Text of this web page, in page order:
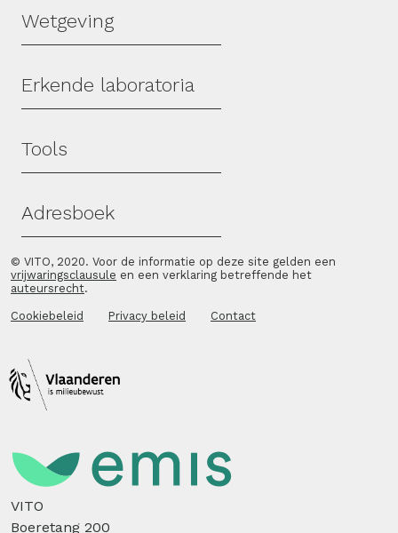
Wetgeving
Erkende laboratoria
Tools
Adresboek
© VITO, 2020. Voor de informatie op deze site gelden een
vrijwaringsclausule en een verklaring betreffende het
auteursrecht.
Cookiebeleid Privacy beleid Contact
VITO
Boeretang 200